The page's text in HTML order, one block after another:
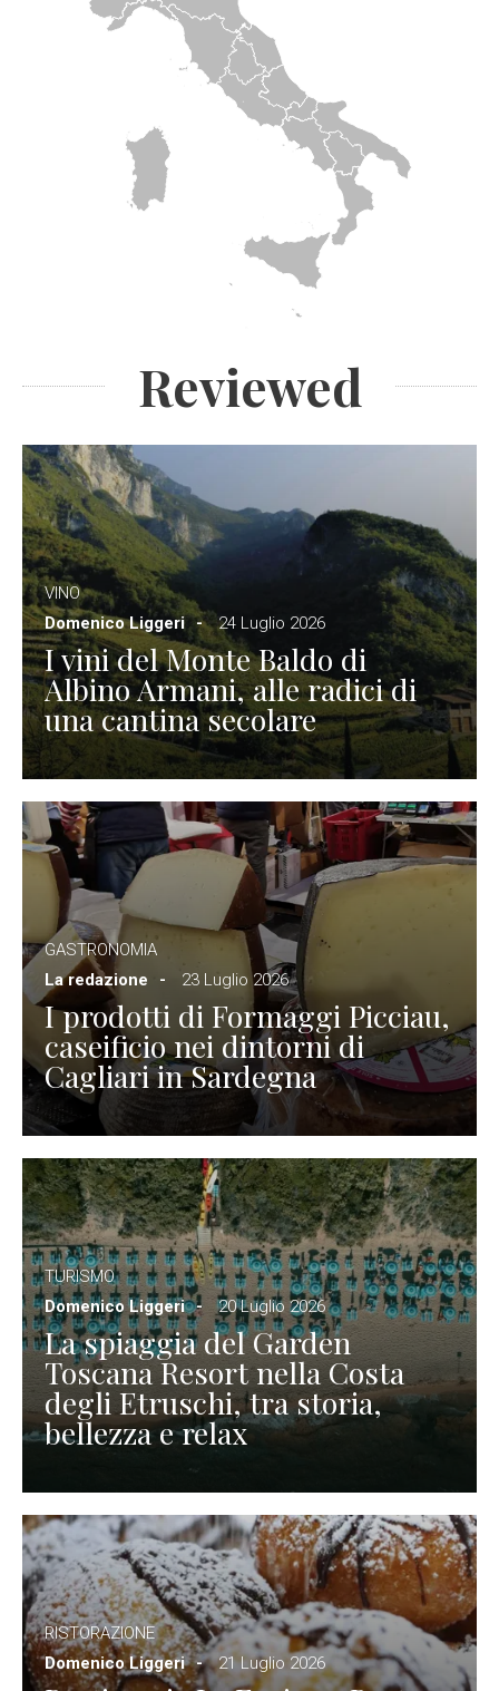
Reviewed
VINO
Domenico Liggeri
24 Luglio 2026
I vini del Monte Baldo di
Albino Armani, alle radici di
una cantina secolare
GASTRONOMIA
La redazione
23 Luglio 2026
I prodotti di Formaggi Picciau,
caseificio nei dintorni di
Cagliari in Sardegna
TURISMO
Domenico Liggeri
20 Luglio 2026
La spiaggia del Garden
Toscana Resort nella Costa
degli Etruschi, tra storia,
bellezza e relax
RISTORAZIONE
Domenico Liggeri
21 Luglio 2026